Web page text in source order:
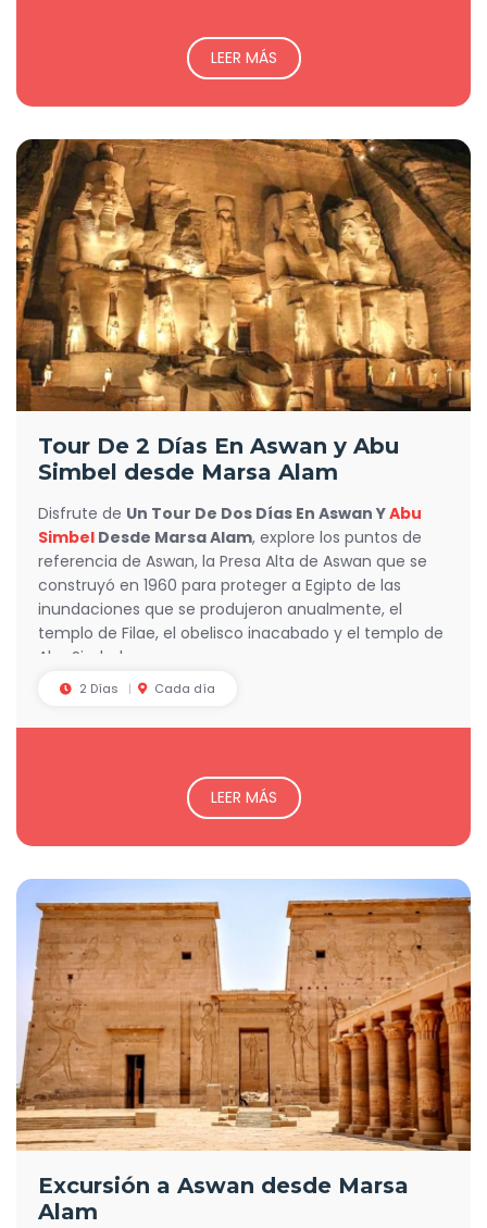
LEER MÁS
Tour De 2 Días En Aswan y Abu
Simbel desde Marsa Alam
Disfrute de Un Tour De Dos Días En Aswan YAbu
Simbel Desde Marsa Alam, explore los puntos de
referencia de Aswan, la Presa Alta de Aswan que se
construyó en 1960 para proteger a Egipto de las
inundaciones que se produjeron anualmente, el
templo de Filae, el obelisco inacabado y el templo de
Abu Simbel.
2 Días Cada día
LEER MÁS
Excursión a Aswan desde Marsa
Alam